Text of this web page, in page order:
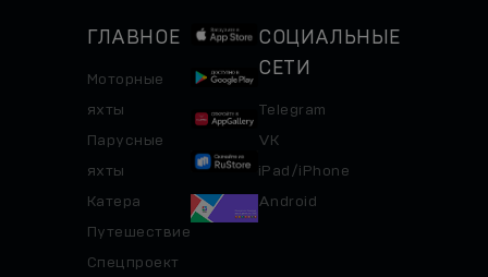
ГЛАВНОЕ
Моторные
яхты
Парусные
яхты
Катера
Путешествие
Спецпроект
СОЦИАЛЬНЫЕ
СЕТИ
Telegram
VK
iPad/iPhone
Android